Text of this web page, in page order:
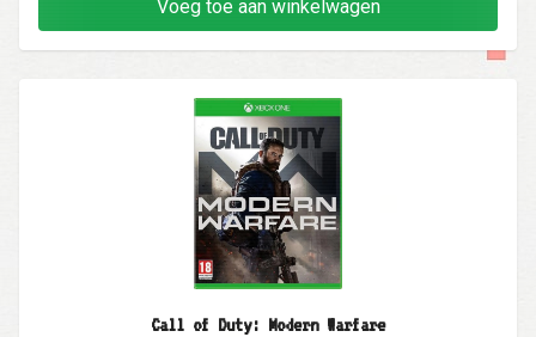
Voeg toe aan winkelwagen
Call of Duty: Modern Warfare